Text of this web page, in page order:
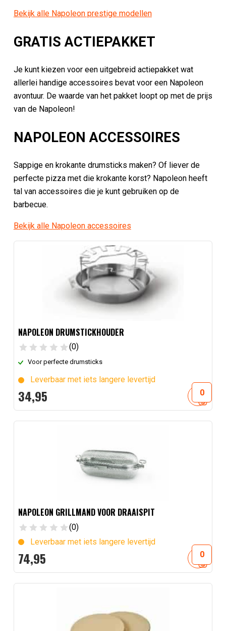
Bekijk alle Napoleon prestige modellen
GRATIS ACTIEPAKKET
Je kunt kiezen voor een uitgebreid actiepakket wat
allerlei handige accessoires bevat voor een Napoleon
avontuur. De waarde van het pakket loopt op met de prijs
van de Napoleon!
NAPOLEON ACCESSOIRES
Sappige en krokante drumsticks maken? Of liever de
perfecte pizza met die krokante korst? Napoleon heeft
tal van accessoires die je kunt gebruiken op de
barbecue.
Bekijk alle Napoleon accessoires
NAPOLEON DRUMSTICKHOUDER
(0)
Voor perfecte drumsticks
Leverbaar met iets langere levertijd
34,95
NAPOLEON GRILLMAND VOOR DRAAISPIT
(0)
Leverbaar met iets langere levertijd
74,95